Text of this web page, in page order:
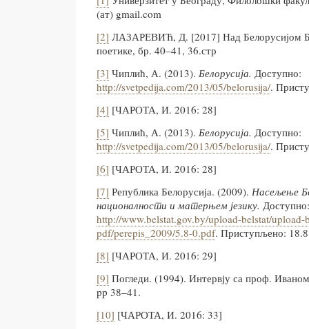
(ат) gmail.com
[2] ЛАЗАРЕВИЋ, Д. [2017] Над Белорусијом
поетике, бр. 40–41, 36.стр
[3] Чиплић, А. (2013). Белорусија. Доступно:
http://svetpedija.com/2013/05/belorusija/.
[4] [ЧАРОТА, И. 2016: 28]
[5] Чиплић, А. (2013). Белорусија. Доступно:
http://svetpedija.com/2013/05/belorusija/.
[6] [ЧАРОТА, И. 2016: 28]
[7] Република Белорусија. (2009). Насељење
националности и матерњем језику. Доступно:
http://www.belstat.gov.by/upload-belstat/upload-
pdf/perepis_2009/5.8-0.pdf. Приступљено:
[8] [ЧАРОТА, И. 2016: 29]
[9] Погледи. (1994). Интервју са проф.
pp 38–41.
[10] [ЧАРОТА, И. 2016: 33]